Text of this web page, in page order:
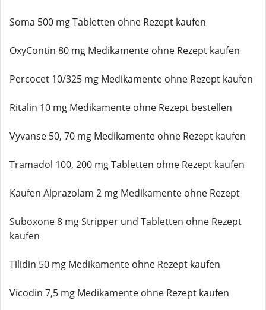
Soma 500 mg Tabletten ohne Rezept kaufen
OxyContin 80 mg Medikamente ohne Rezept kaufen
Percocet 10/325 mg Medikamente ohne Rezept kaufen
Ritalin 10 mg Medikamente ohne Rezept bestellen
Vyvanse 50, 70 mg Medikamente ohne Rezept kaufen
Tramadol 100, 200 mg Tabletten ohne Rezept kaufen
Kaufen Alprazolam 2 mg Medikamente ohne Rezept
Suboxone 8 mg Stripper und Tabletten ohne Rezept
kaufen
Tilidin 50 mg Medikamente ohne Rezept kaufen
Vicodin 7,5 mg Medikamente ohne Rezept kaufen